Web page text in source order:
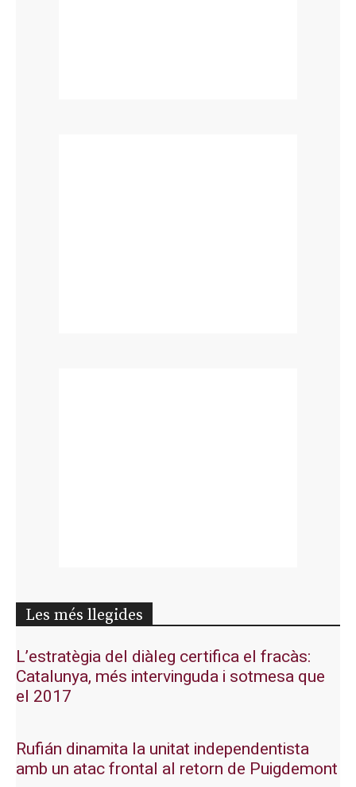
Les més llegides
L’estratègia del diàleg certifica el fracàs:
Catalunya, més intervinguda i sotmesa que
el 2017
Rufián dinamita la unitat independentista
amb un atac frontal al retorn de Puigdemont